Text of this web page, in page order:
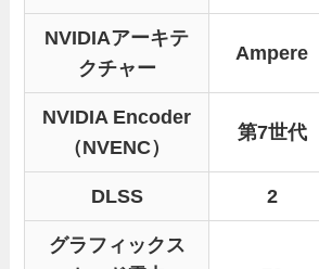
NVIDIAアーキテ
クチャー
Ampere
NVIDIA Encoder
（NVENC）
第7世代
DLSS 2
グラフィックス